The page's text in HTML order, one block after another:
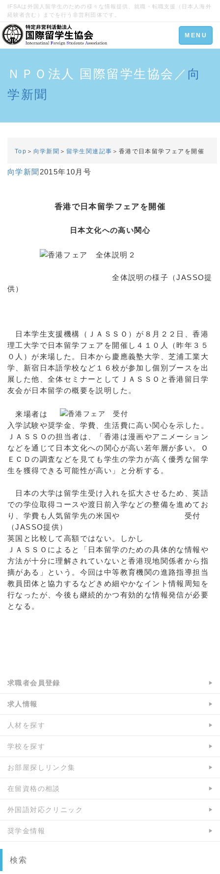
IFSAは外国人留学生のための様々な情報提供、就職・転職支援（日本人海外
経験者含む）までを行う非営利団体です。
Toggle
navigation
MENU
ＮＰＯ法人 国際留学生協会／ 向
学新聞
Top ＞ 向学新聞 ＞ 留学生関連記事 ＞香港で日本留学フェアを開催
向学新聞 2015年10月号
香港で日本留学フェアを開催
日本文化への高い関心
全体説明の様子（JASSO提
供）
日本学生支援機構（ＪＡＳＳＯ）が８月２２日、香港
理工大学で日本留学フェアを開催し４１０人（昨年３５
０人）が来場した。日本から慶應義塾大学、芝浦工業大
学、新宿日本語学校など １６校が参加し個別ブースを出
展した他、全体セミナーとしてＪＡＳＳＯと香港留日学
友会が日本留学の概要を説明した。
来場者は
入学試験や奨学金、学費、生活費に高い関心を示した。
ＪＡＳＳＯの担当者は、「香港は漫画やアニメーション
などを通じて日本文化への関心が高い若年層が多い。
Ｏ
ＥＣＤの調査などを見ても学生の学力が高く優秀な留学
生を獲得できる可能性が高い」と分析する。
日本の大学は留学生受け入れを拡大させるため、英語
での学位取得コースや渡日前入学などの整備を進めてお
り、学費も人気留学先の米国や 受付
（JASSO提供）
英国と比較して高額ではない。しかし
ＪＡＳＳＯによると「日本留学のための具体的な情報や
方法が十分に理解されていないと香港現地関係者から指
摘がある」という。今回は中等教育機関の進路指導担当
教員団体と協力するな どきめ細やかなイント情報周知を
行なったが、今後も継続的かつ有効的な情報発信が必要
となる。
求職者会員登録
求人情報
人材を探す
学校を探す
お部屋探しリンク集
在留資格の相談
外国語対応クリニック
奨学金情報
検索